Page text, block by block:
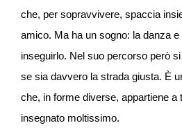
che, per sopravvivere, spaccia
amico. Ma ha un sogno: la danza e
inseguirlo. Nel suo percorso però
se sia davvero la strada giusta. È
che, in forme diverse, appartiene a
insegnato moltissimo.